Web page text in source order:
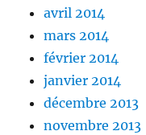
avril 2014
mars 2014
février 2014
janvier 2014
décembre 2013
novembre 2013